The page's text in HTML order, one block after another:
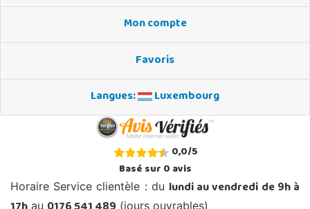
Mon compte
Favoris
Langues:
Luxembourg
0,0/5
Basé sur0avis
Horaire Service clientèle : du lundi au vendredi de 9h à
au (jours ouvrables)